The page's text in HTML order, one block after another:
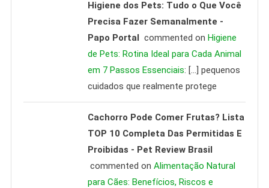
Higiene dos Pets: Tudo o Que Você
Precisa Fazer Semanalmente -
Papo Portal commented onHigiene
de Pets: Rotina Ideal para Cada Animal
em 7 Passos Essenciais: […] pequenos
cuidados que realmente protege
Cachorro Pode Comer Frutas? Lista
TOP 10 Completa Das Permitidas E
Proibidas - Pet Review Brasil
commented onAlimentação Natural
para Cães: Benefícios, Riscos e